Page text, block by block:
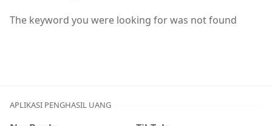
The keyword you were looking for was not found
APLIKASI PENGHASIL UANG